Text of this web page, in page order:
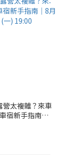
太複雜？來車
宿新手指南｜8